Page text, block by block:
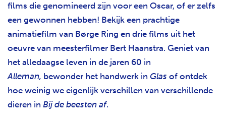
films die genomineerd zijn voor een Oscar, of er zelfs
een gewonnen hebben! Bekijk een prachtige
animatiefilm van Børge Ring en drie films uit het
oeuvre van meesterfilmer Bert Haanstra. Geniet van
het alledaagse leven in de jaren 60 in
Alleman, bewonder het handwerk in Glas of ontdek
hoe weinig we eigenlijk verschillen van verschillende
dieren in Bij de beesten af.